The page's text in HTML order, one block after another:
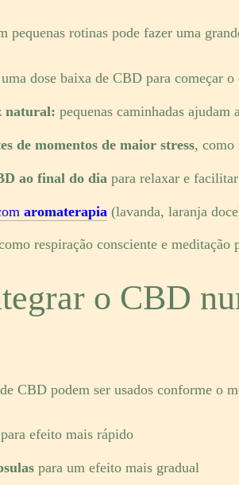
pequenas rotinas pode fazer uma
uma dose baixa de CBD para começar
natural: pequenas caminhadas
de momentos de maior stress, como
ao final do dia para relaxar e
aromaterapia (lavanda, laranja
respiração consciente e
o CBD
CBD podem ser usados conforme o
efeito mais rápido
para um efeito mais gradual